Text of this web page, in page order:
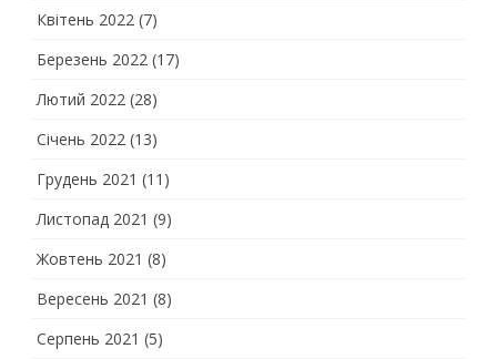
Квітень 2022 (7)
Березень 2022 (17)
Лютий 2022 (28)
Січень 2022 (13)
Грудень 2021 (11)
Листопад 2021 (9)
Жовтень 2021 (8)
Вересень 2021 (8)
Серпень 2021 (5)